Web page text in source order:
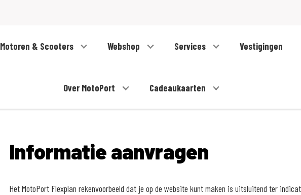
Motoren & Scooters Webshop Services Vestigingen
Over MotoPort Cadeaukaarten
Informatie aanvragen
Het MotoPort Flexplan rekenvoorbeeld dat je op de website kunt maken is uitsluitend ter